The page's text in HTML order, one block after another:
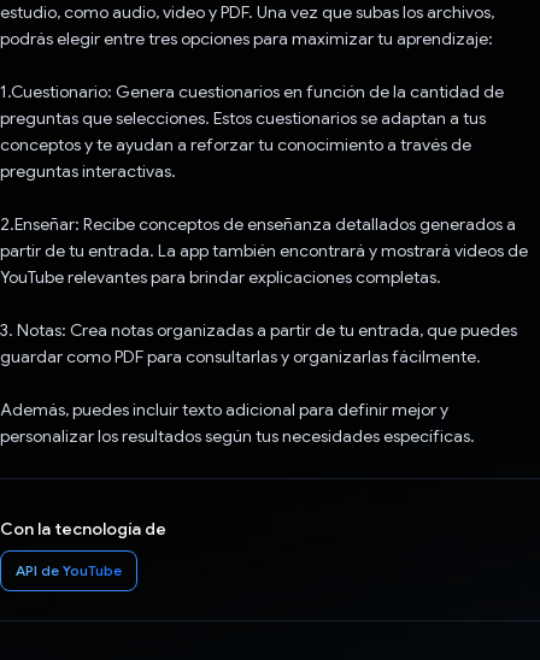
estudio, como audio, video y PDF. Una vez que subas los archivos,
podrás elegir entre tres opciones para maximizar tu aprendizaje:
1.Cuestionario: Genera cuestionarios en función de la cantidad de
preguntas que selecciones. Estos cuestionarios se adaptan a tus
conceptos y te ayudan a reforzar tu conocimiento a través de
preguntas interactivas.
2.Enseñar: Recibe conceptos de enseñanza detallados generados a
partir de tu entrada. La app también encontrará y mostrará videos de
YouTube relevantes para brindar explicaciones completas.
3. Notas: Crea notas organizadas a partir de tu entrada, que puedes
guardar como PDF para consultarlas y organizarlas fácilmente.
Además, puedes incluir texto adicional para definir mejor y
personalizar los resultados según tus necesidades específicas.
Con la tecnología de
API de YouTube